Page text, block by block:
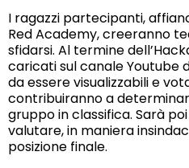
I ragazzi partecipanti,
Red Academy, creeranno
sfidarsi. Al termine
caricati sul canale Youtube
da essere visualizzabili e
contribuiranno a
gruppo in classifica. Sarà
valutare, in maniera
posizione finale.